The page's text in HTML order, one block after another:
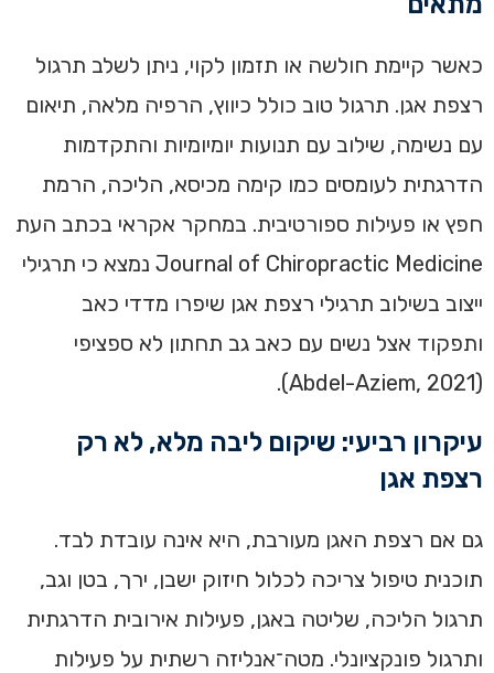
כאשר קיימת חולשה או תזמון לקוי, ניתן לשלב תרגול
רצפת אגן. תרגול טוב כולל כיווץ, הרפיה מלאה, תיאום
עם נשימה, שילוב עם תנועות יומיומיות והתקדמות
הדרגתית לעומסים כמו קימה מכיסא, הליכה, הרמת
חפץ או פעילות ספורטיבית. במחקר אקראי בכתב העת
Journal of Chiropractic Medicine נמצא כי תרגילי
ייצוב בשילוב תרגילי רצפת אגן שיפרו מדדי כאב
ותפקוד אצל נשים עם כאב גב תחתון לא ספציפי
(Abdel-Aziem, 2021).
עיקרון רביעי: שיקום ליבה מלא, לא רק
רצפת אגן
גם אם רצפת האגן מעורבת, היא אינה עובדת לבד.
תוכנית טיפול צריכה לכלול חיזוק ישבן, ירך, בטן וגב,
תרגול הליכה, שליטה באגן, פעילות אירובית הדרגתית
ותרגול פונקציונלי. מטה־אנליזה רשתית על פעילות